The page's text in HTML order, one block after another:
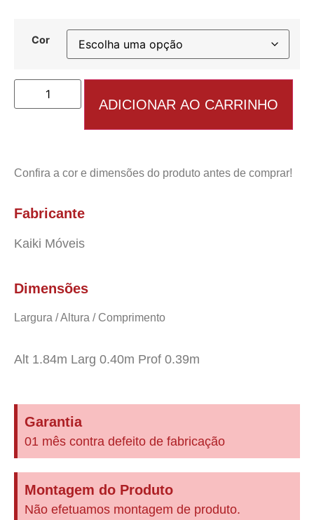
Cor
ADICIONAR AO CARRINHO
Confira a cor e dimensões do produto antes de comprar!
Fabricante
Kaiki Móveis
Dimensões
Largura / Altura / Comprimento
Alt 1.84m Larg 0.40m Prof 0.39m
Garantia
01 mês contra defeito de fabricação
Montagem do Produto
Não efetuamos montagem de produto.